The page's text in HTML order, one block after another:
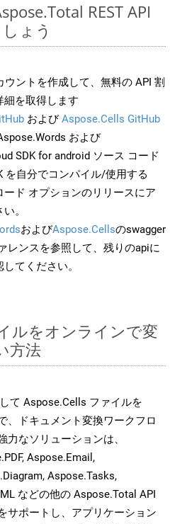
REST API
ょう
ウントを作成して、無料の API 割
細を取得します
およびAspose.Cells GitHub
および
SDK for android ソース コード
を自分でコンパイル/使用する
ド オプションのリリースにア
。
およびAspose.Cellsのswagger
レンスを参照して、残りのapiに
てください。
ルをオンラインで変
方法
て Aspose.Cells ファイルを
、ドキュメント変換ワークフロ
力なソリューションは、
Aspose.Email,
Aspose.Tasks,
などの他の Aspose.Total API
サポートし、アプリケーション